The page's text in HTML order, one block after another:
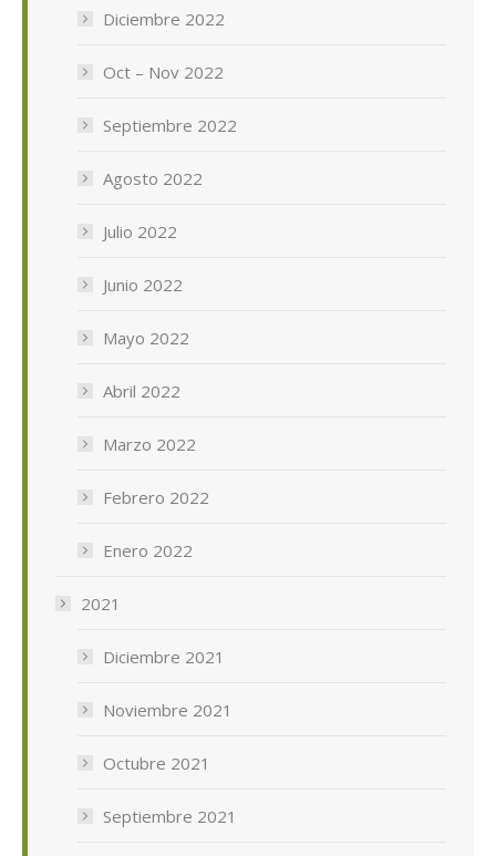
Diciembre 2022
Oct – Nov 2022
Septiembre 2022
Agosto 2022
Julio 2022
Junio 2022
Mayo 2022
Abril 2022
Marzo 2022
Febrero 2022
Enero 2022
2021
Diciembre 2021
Noviembre 2021
Octubre 2021
Septiembre 2021